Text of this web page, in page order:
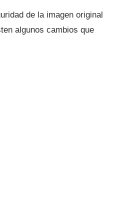
de la imagen original
algunos cambios que